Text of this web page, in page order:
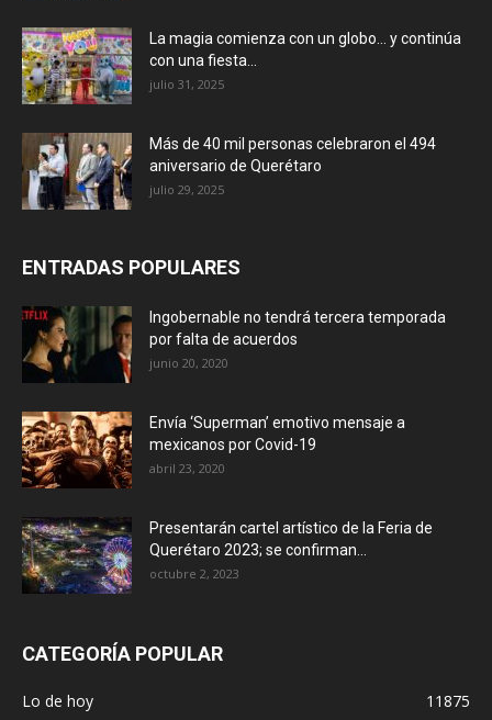
La magia comienza con un globo… y continúa
con una fiesta...
julio 31, 2025
Más de 40 mil personas celebraron el 494
aniversario de Querétaro
julio 29, 2025
ENTRADAS POPULARES
Ingobernable no tendrá tercera temporada
por falta de acuerdos
junio 20, 2020
Envía ‘Superman’ emotivo mensaje a
mexicanos por Covid-19
abril 23, 2020
Presentarán cartel artístico de la Feria de
Querétaro 2023; se confirman...
octubre 2, 2023
CATEGORÍA POPULAR
Lo de hoy
11875